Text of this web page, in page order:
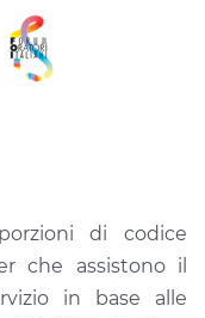
di codice
che assistono il
in base alle